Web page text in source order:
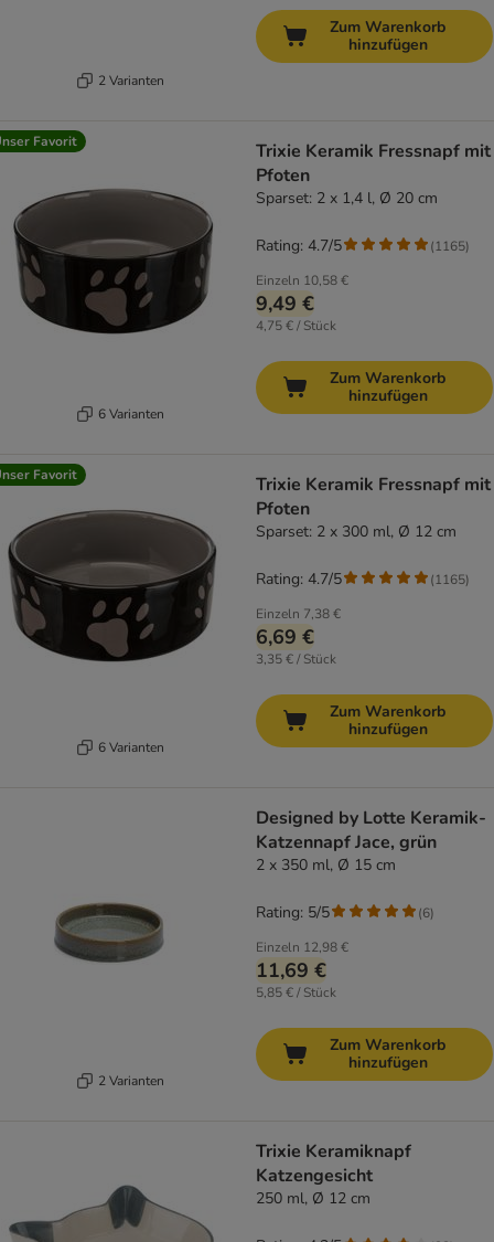
2 Varianten
Zum Warenkorb
hinzufügen
Favorit
6 Varianten
Trixie Keramik Fressnapf mit
Pfoten
Sparset: 2 x 1,4 l, Ø 20 cm
Einzeln 10,58 €
9,49 €
4,75 € / Stück
Rating: 4.7/5 (1165)
Zum Warenkorb
hinzufügen
Favorit
6 Varianten
Trixie Keramik Fressnapf mit
Pfoten
Sparset: 2 x 300 ml, Ø 12 cm
Einzeln 7,38 €
6,69 €
3,35 € / Stück
Rating: 4.7/5 (1165)
Zum Warenkorb
hinzufügen
2 Varianten
Designed by Lotte Keramik-
Katzennapf Jace, grün
2 x 350 ml, Ø 15 cm
Einzeln 12,98 €
11,69 €
5,85 € / Stück
Rating: 5/5 (6)
Zum Warenkorb
hinzufügen
Trixie Keramiknapf
Katzengesicht
250 ml, Ø 12 cm